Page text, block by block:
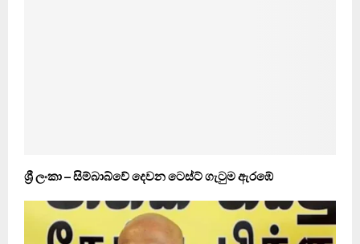
ශ්‍රී ලංකා – සිම්බාබ්වේ දෙවන ටෙස්ට් ගැටුම ඇරඹේ